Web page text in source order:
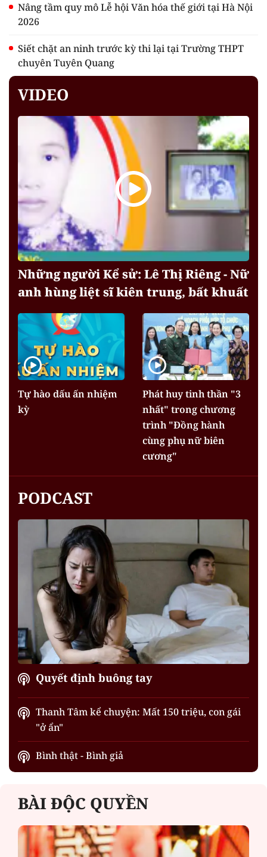
Nâng tầm quy mô Lễ hội Văn hóa thế giới tại Hà Nội
2026
Siết chặt an ninh trước kỳ thi lại tại Trường THPT
chuyên Tuyên Quang
VIDEO
Những người Kể sử: Lê Thị Riêng - Nữ
anh hùng liệt sĩ kiên trung, bất khuất
Tự hào dấu ấn nhiệm
kỳ
Phát huy tinh thần "3
nhất" trong chương
trình "Đồng hành
cùng phụ nữ biên
cương"
PODCAST
Quyết định buông tay
Thanh Tâm kể chuyện: Mất 150 triệu, con gái
"ở ẩn"
Bình thật - Bình giả
BÀI ĐỘC QUYỀN